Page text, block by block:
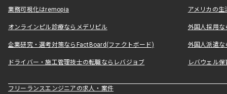
業務可視化はremopia アメリカの
オンラインピル診療ならメデリピル 外国人採用
企業研究・選考対策ならFactBoard(ファクトボード) 外国人派遣な
ドライバー・施工管理技士の転職ならレバジョブ レバウェル
フリーランスエンジニアの求人・案件